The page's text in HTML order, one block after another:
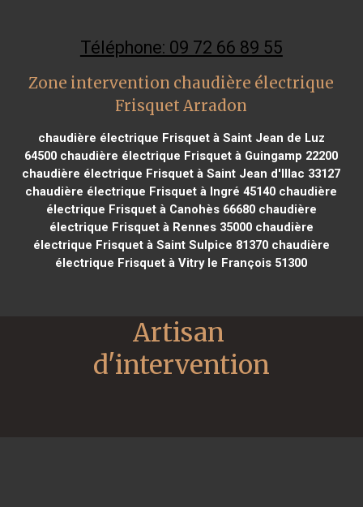
Téléphone: 09 72 66 89 55
Zone intervention chaudière électrique
Frisquet Arradon
chaudière électrique Frisquet à Saint Jean de Luz
64500 chaudière électrique Frisquet à Guingamp 22200
chaudière électrique Frisquet à Saint Jean d'Illac 33127
chaudière électrique Frisquet à Ingré 45140 chaudière
électrique Frisquet à Canohès 66680chaudière
électrique Frisquet à Rennes 35000chaudière
électrique Frisquet à Saint Sulpice 81370chaudière
électrique Frisquet à Vitry le François 51300
Artisan
d'intervention